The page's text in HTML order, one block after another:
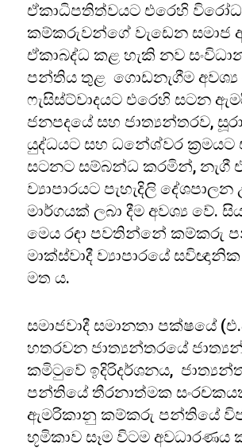
ඒකාධිපතිත්වයට එරෙහි
කම්කරුවන්ගේ වැඩෙන සමාජ
ඒකාබද්ධ කළ හැකි නව
පන්තිය තුළ ගොඩනැගීම අවශ්‍ය
ෆැසිස්ට්වාදයට එරෙහි සටන
ජනපදයේ සහ ජාත්‍යන්තරව,
යුද්ධයට සහ ධනේශ්වර ක්‍රමයට
සටනට සම්බන්ධ කරමින්, නැගී
ව්‍යාපාරයට පැහැදිලි දේශපාලන
මාර්ගයක් ලබා දීම අවශ්‍ය වේ.
මෙය රඳා පවතින්නේ කම්කරු
මාක්ස්වාදී ව්‍යාපාරයේ
මත ය.
සමාජවාදී සමානතා පක්ෂයේ
හතරවන ජාත්‍යන්තරයේ
කමිටුවේ ඉදිරිදර්ශනය,
පන්තියේ තීරනාත්මක
ඇමරිකානු කම්කරු පන්තියේ
භූමිකාව සෑම විටම අවධාරණය